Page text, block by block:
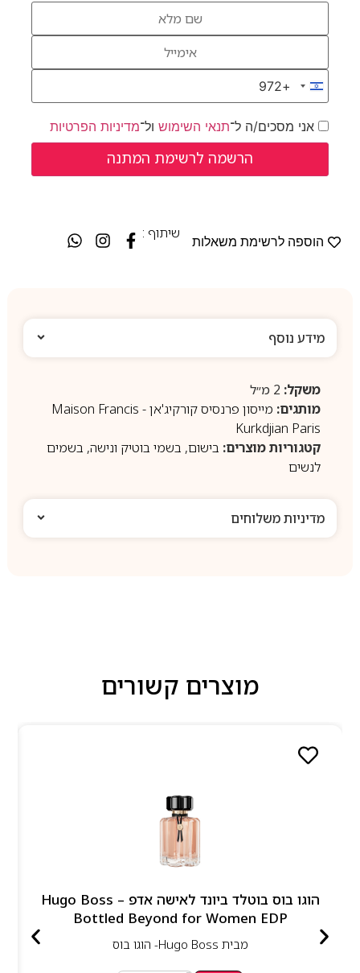
Israel +972
+972
אני מסכים/ה ל־תנאי השימושול־מדיניות הפרטיות
הוספה לרשימת משאלות
שיתוף :
מידע נוסף
משקל:2 מ״ל
מותגים:
מייסון פרנסיס קורקיג'אן - Maison Francis
Kurkdjian Paris
קטגוריות מוצרים: בישום, בשמי בוטיק ונישה, בשמים
לנשים
מדיניות משלוחים
מוצרים קשורים
הוגו בוס בוטלד ביונד לאישה אדפ – Hugo Boss
Bottled Beyond for Women EDP
מבית Hugo Boss- הוגו בוס